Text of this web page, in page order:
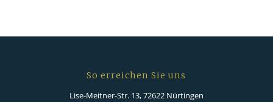
So erreichen Sie uns
Lise-Meitner-Str. 13, 72622 Nürtingen